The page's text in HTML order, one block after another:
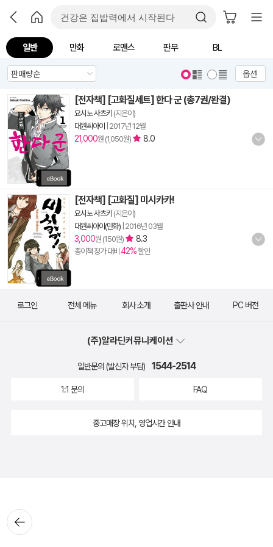
일반 만화 로맨스 판무 BL
옵션
[전자책] [고화질세트] 한다 군 (총7권/완결)
요시노 사츠키 (지은이)
대원씨아이
2017년 12월
21,000원 (1,050원) 8.0
[전자책] [고화질] 미시카카!
요시노 사츠키 (지은이)
대원씨아이(만화) 2016년 03월
3,000원 (150원) 8.3
종이책 정가 대비 42%할인
뒤로가
기
로그인 전체 메뉴 회사 소개 출판사 안내 PC 버전
(주)알라딘커뮤니케이션
일반문의 (발신자 부담) 1544-2514
1:1 문의 FAQ
중고매장 위치, 영업시간 안내